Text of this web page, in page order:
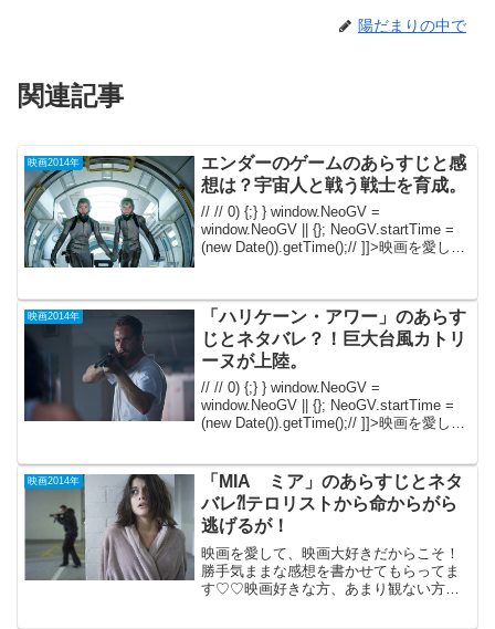
陽だまりの中で
関連記事
映画2014年
エンダーのゲームのあらすじと感
想は？宇宙人と戦う戦士を育成。
// // 0) {;} } window.NeoGV =
window.NeoGV || {}; NeoGV.startTime =
(new Date()).getTime();// ]]>映画を愛し
映画2014年
「ハリケーン・アワー」のあらす
じとネタバレ？！巨大台風カトリ
ーヌが上陸。
// // 0) {;} } window.NeoGV =
window.NeoGV || {}; NeoGV.startTime =
(new Date()).getTime();// ]]>映画を愛し
映画2014年
「MIA ミア」のあらすじとネタ
バレ⁈テロリストから命からがら
逃げるが！
映画を愛して、映画大好きだからこそ！
勝手気ままな感想を書かせてもらってま
す♡♡映画好きな方、あまり観ない方